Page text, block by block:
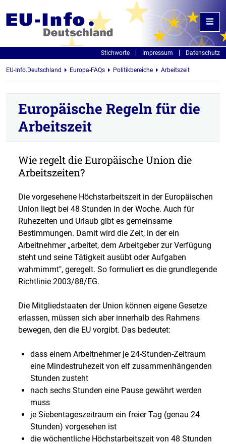
Stichworte Impressum Datenschutz
EU-Info.Deutschland Europa-FAQs Politikbereiche Arbeitszeit
Europäische Regeln für die
Arbeitszeit
Wie regelt die Europäische Union die
Arbeitszeiten?
Die vorgesehene Höchstarbeitszeit in der Europäischen
Union liegt bei 48 Stunden in der Woche. Auch für
Ruhezeiten und Urlaub gibt es gemeinsame
Bestimmungen. Damit wird die Zeit, in der ein
Arbeitnehmer „arbeitet, dem Arbeitgeber zur Verfügung
steht und seine Tätigkeit ausübt oder Aufgaben
wahrnimmt", geregelt. So formuliert es die grundlegende
Richtlinie 2003/88/EG.
Die Mitgliedstaaten der Union können eigene Gesetze
erlassen, müssen sich aber innerhalb des Rahmens
bewegen, den die EU vorgibt. Das bedeutet:
dass einem Arbeitnehmer je 24-Stunden-Zeitraum
eine Mindestruhezeit von elf zusammenhängenden
Stunden zusteht
nach sechs Stunden eine Pause gewährt werden
muss
je Siebentageszeitraum ein freier Tag (genau 24
Stunden) vorgesehen ist
die wöchentliche Höchstarbeitszeit von 48 Stunden